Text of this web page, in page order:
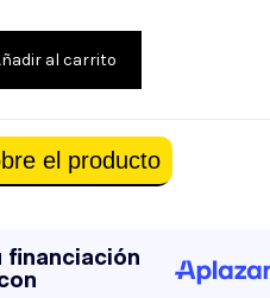
al carrito
el producto